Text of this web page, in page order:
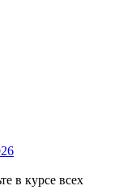
в курсе всех